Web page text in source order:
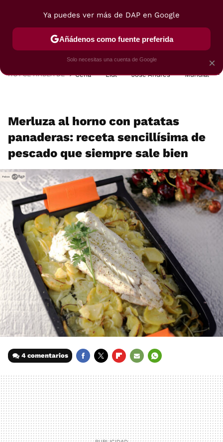
POSTRES VIAJES SELECCIÓN VEGUI
HOY SE HABLA DE Cena Lidl José Andrés Mundial
Merluza al horno con patatas
panaderas: receta sencillísima de
pescado que siempre sale bien
4 comentarios
MAIL
×
Ya puedes ver más de DAP en Google
Añádenos como fuente preferida
Solo necesitas una cuenta de Google